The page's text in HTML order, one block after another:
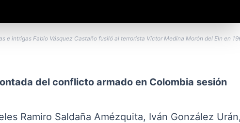
e intrigas Fabio Vásquez Castaño fusiló al terrorista Victor Medina Morón del Eln en
del conflicto armado en Colombia sesión
Ramiro Saldaña Amézquita, Iván González Urán,